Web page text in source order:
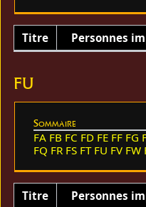
Titre Personnes
FU
Sommaire
FA FB FC FD FE FF FG
FQ FR FS FT FU FV FW
Titre Personnes